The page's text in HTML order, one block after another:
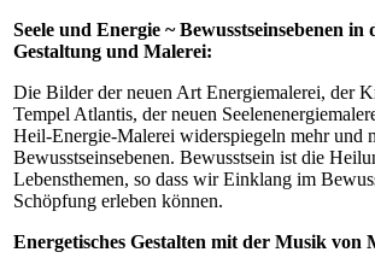
Seele und Energie ~ Bewusstseinsebenen in
Gestaltung und Malerei:
Die Bilder der neuen Art Energiemalerei, der
Tempel Atlantis, der neuen
Heil-Energie-Malerei widerspiegeln mehr und
Bewusstseinsebenen. Bewusstsein ist die
Lebensthemen, so dass wir Einklang im
Schöpfung erleben können.
Energetisches Gestalten mit der Musik von